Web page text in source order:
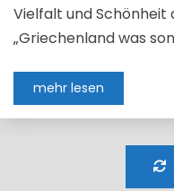
Vielfalt und Schönheit
„Griechenland was
mehr lesen